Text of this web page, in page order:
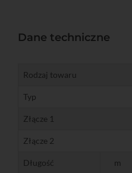
Dane techniczne
Rodzaj towaru
Typ
Złącze 1
Złącze 2
Długość m